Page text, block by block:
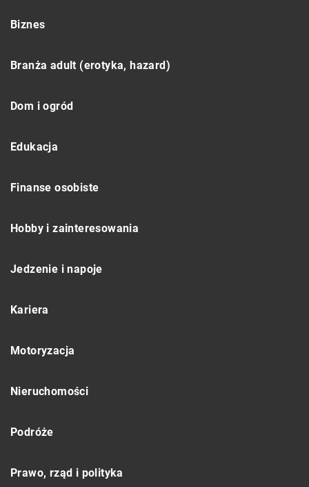
Biznes
Branża adult (erotyka, hazard)
Dom i ogród
Edukacja
Finanse osobiste
Hobby i zainteresowania
Jedzenie i napoje
Kariera
Motoryzacja
Nieruchomości
Podróże
Prawo, rząd i polityka